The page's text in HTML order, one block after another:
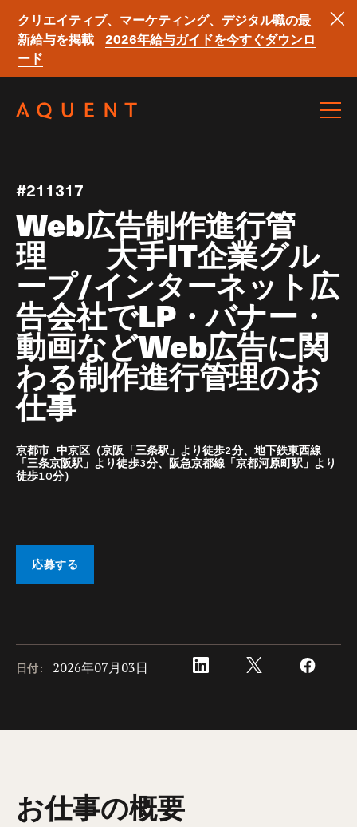
クリエイティブ、マーケティング、デジタル職の最
新給与を掲載
2026年給与ガイドを今すぐダウンロ
ード
#211317
Web広告制作進行管
理 大手IT企業グル
ープ/インターネット広
告会社でLP・バナー・
動画などWeb広告に関
わる制作進行管理のお
仕事
京都市 中京区（京阪「三条駅」より徒歩2分、地下鉄東西線
「三条京阪駅」より徒歩3分、阪急京都線「京都河原町駅」より
徒歩10分）
応募する
日付: 2026年07月03日
お仕事の概要